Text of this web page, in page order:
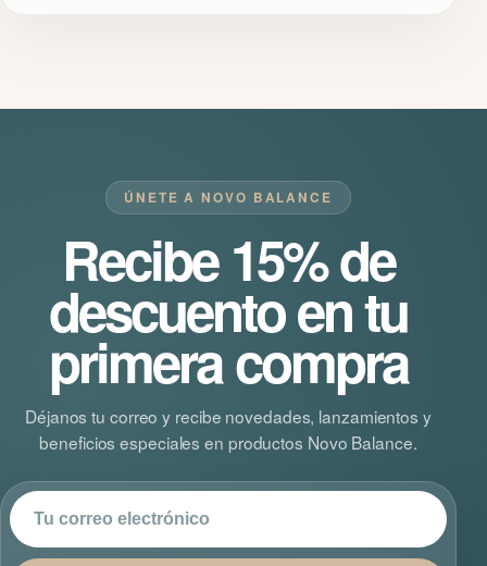
ÚNETE A NOVO BALANCE
Recibe 15% de
descuento en tu
primera compra
Déjanos tu correo y recibe novedades, lanzamientos y
beneficios especiales en productos Novo Balance.
Correo electrónico